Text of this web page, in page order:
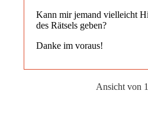
Kann mir jemand vielleicht
des Rätsels geben?
Danke im voraus!
Ansicht von